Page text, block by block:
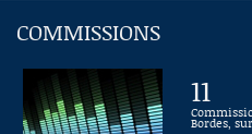
EN DIRECT
À LA DEMANDE
RECHERCHE
Questions au
COMMISSIONS
11
Bordes,